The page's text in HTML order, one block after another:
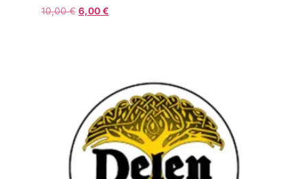
10,00€ 6,00€